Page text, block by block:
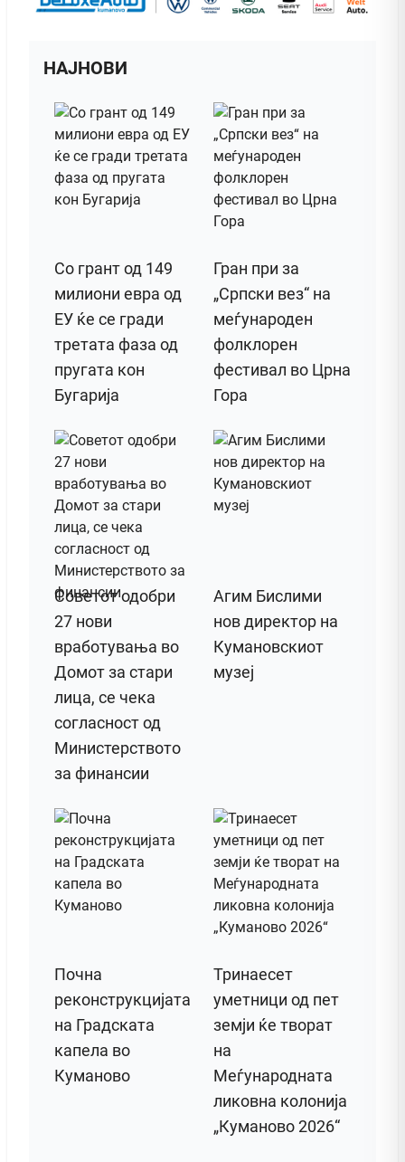
НАЈНОВИ
Со грант од 149
милиони евра од
ЕУ ќе се гради
третата фаза од
пругата кон
Бугарија
Гран при за
„Српски вез“ на
меѓународен
фолклорен
фестивал во Црна
Гора
Советот одобри
27 нови
вработувања во
Домот за стари
лица, се чека
согласност од
Министерството
за финансии
Агим Бислими
нов директор на
Кумановскиот
музеј
Почна
реконструкцијата
на Градската
капела во
Куманово
Тринаесет
уметници од пет
земји ќе творат
на
Меѓународната
ликовна колонија
„Куманово 2026“